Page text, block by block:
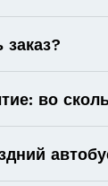
заказ?
во